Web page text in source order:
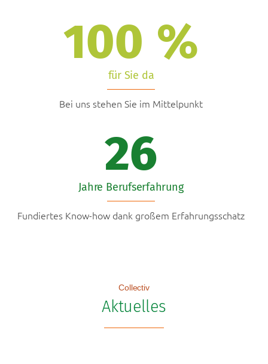
100 %
für Sie da
Bei uns stehen Sie im Mittelpunkt
26
Jahre Berufserfahrung
Fundiertes Know-how dank großem Erfahrungsschatz
Aktuelles
Collectiv